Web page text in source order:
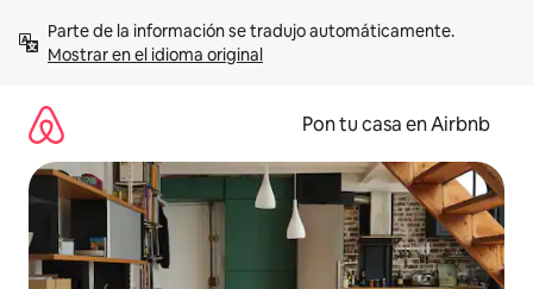
contenidoMostrar en el idioma original
Pon tu casa en Airbnb